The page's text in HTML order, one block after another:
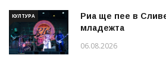
КУЛТУРА
Риа ще пее в
младежта
06.08.2026